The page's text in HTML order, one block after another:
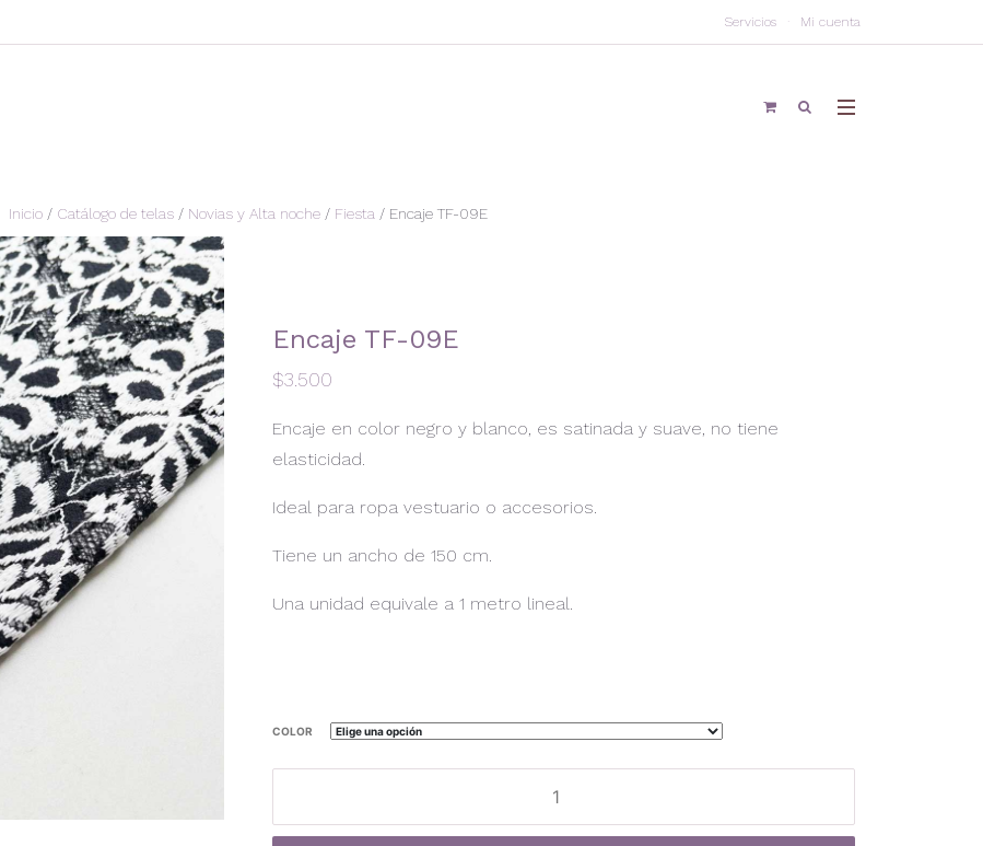
Servicios Mi cuenta
Inicio / Catálogo de telas / Novias y Alta noche / Fiesta / Encaje TF-09E
Encaje TF-09E
$3.500
Encaje en color negro y blanco, es satinada y suave, no tiene
elasticidad.
Ideal para ropa vestuario o accesorios.
Tiene un ancho de 150 cm.
Una unidad equivale a 1 metro lineal.
COLOR
09E